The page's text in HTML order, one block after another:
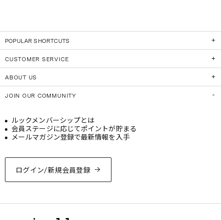
POPULAR SHORTCUTS
CUSTOMER SERVICE
ABOUT US
JOIN OUR COMMUNITY
ログイン/新規会員登録
ルックメンバーシップとは
会員ステージに応じてポイントが貯まる
メールマガジン登録で最新情報を入手